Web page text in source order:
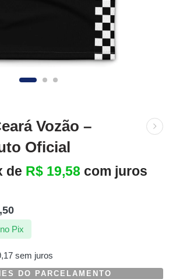
Vozão –
Oficial
de R$ 19,58 com juros
sem juros
no Pix
DO PARCELAMENTO